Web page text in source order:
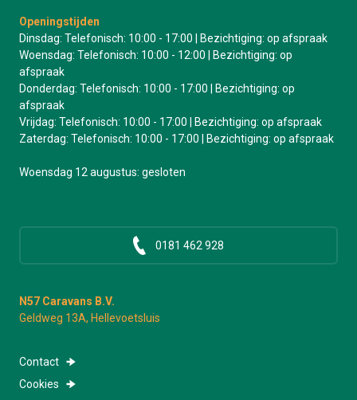
Openingstijden
Dinsdag: Telefonisch: 10:00 - 17:00 | Bezichtiging: op afspraak
Woensdag: Telefonisch: 10:00 - 12:00 | Bezichtiging: op
afspraak
Donderdag: Telefonisch: 10:00 - 17:00 | Bezichtiging: op
afspraak
Vrijdag: Telefonisch: 10:00 - 17:00 | Bezichtiging: op afspraak
Zaterdag: Telefonisch: 10:00 - 17:00 | Bezichtiging: op afspraak
Woensdag 12 augustus: gesloten
0181 462 928
N57 Caravans B.V.
Geldweg 13A, Hellevoetsluis
Contact
Cookies